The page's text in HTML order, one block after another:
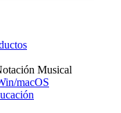
Musical
macOS